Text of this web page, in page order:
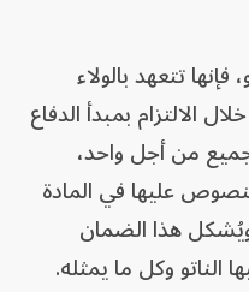
تتعهد بالولاء
الالتزام بمبدأ الدفاع
من أجل واحد،
عليها في المادة
هذا الضمان
الناتو وكل ما يمثله.